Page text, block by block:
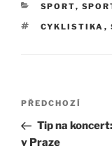
RUBRIKY
SPORT,
ŠTÍTKY
CYKLISTIKA ,
Navigace
příspěvek
Předchozí
příspěvek
PŘEDCHOZÍ
Tip na
v Praze